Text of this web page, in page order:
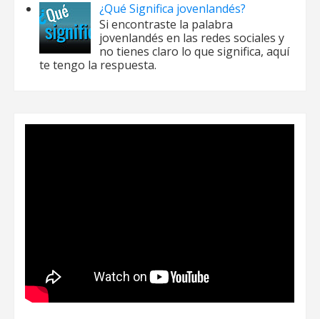
¿Qué Significa jovenlandés?
Si encontraste la palabra
jovenlandés en las redes sociales y
no tienes claro lo que significa, aquí
te tengo la respuesta.